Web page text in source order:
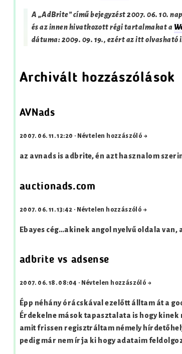
A „AdBrite” című bejegyzést2007. 06. 10.
és az innen hivatkozott régi tartalmakat a
dátuma:2009. 09. 19., ezért az itt olvasható
Archivált hozzászólások
AVNads
2007. 06. 11. 12:20 · Névtelen hozzászóló →
az avnads is adbrite, én azt hasznalom
auctionads.com
2007. 06. 11. 13:42 · Névtelen hozzászóló →
Ebayes cég…akinek angol nyelvű oldala van,
adbrite vs adsense
2007. 06. 18. 08:04 · Névtelen hozzászóló →
Épp néhány órácskával ezelőtt álltam át a
Érdekelne mások tapasztalata is hogy
amit frissen regisztráltam némely
pedig már nem írja ki hogy adataim